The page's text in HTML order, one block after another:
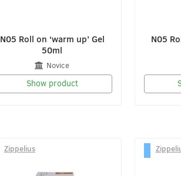
N05 Roll on ‘warm up’ Gel
50ml
Novice
Show product
N05
Zippelius